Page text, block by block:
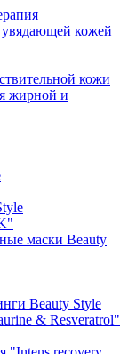
кожей
кожи
жирной и
маски Beauty
Beauty Style
& Resveratrol"